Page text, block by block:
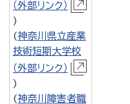
（外部リンク）
)
(神奈川県立産業
技術短期大学校
（外部リンク）
)
(神奈川障害者職